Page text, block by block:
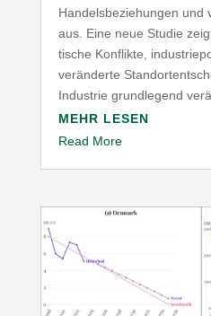
Handels­be­zie­hungen und
aus. Eine neue Studie
tische Konflikte,
verän­derte
Industrie grund­legend
MEHR LESEN
Read More